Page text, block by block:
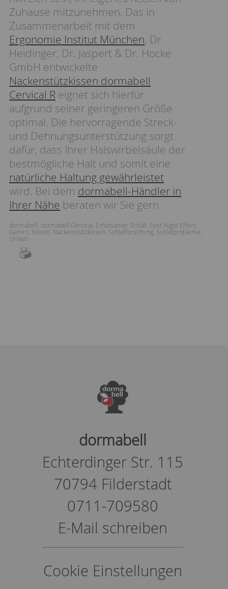
Zuhause mitzunehmen. Das in
Zusammenarbeit mit dem
Ergonomie Institut München, Dr.
Heidinger, Dr. Jaspert & Dr. Hocke
GmbH entwickelte
Nackenstützkissen dormabell
Cervical R eignet sich hierfür
aufgrund seiner geringeren Größe
optimal. Die hervorragende Streck-
und Dehnungsunterstützung sorgt
dafür, dass Ihrer Halswirbelsäule der
bestmögliche Halt und somit eine
natürliche Haltung gewährleistet
wird. Bei dem dormabell-Händler in
Ihrer Nähe beraten wir Sie gern.
dormabell dormabell Cervical Erholsamer Schlaf First Night Effect
Gehirn Kissen Nackenstützkissen Schlafforschung Schlafprobleme
Urlaub
dormabell
Echterdinger Str. 115
70794 Filderstadt
0711-709580
E-Mail schreiben
Cookie Einstellungen